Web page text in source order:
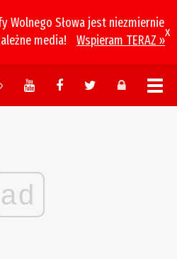
Wolnego Słowa jest niezmiernie
media!
Wspieram TERAZ »
x
ad